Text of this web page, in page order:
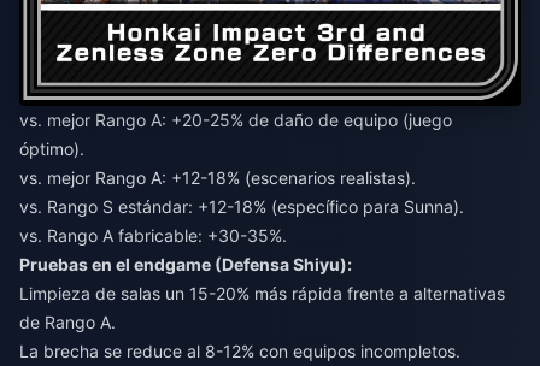
vs. mejor Rango A: +20-25% de daño de equipo (juego
óptimo).
vs. mejor Rango A: +12-18% (escenarios realistas).
vs. Rango S estándar: +12-18% (específico para Sunna).
vs. Rango A fabricable: +30-35%.
Pruebas en el endgame (Defensa Shiyu):
Limpieza de salas un 15-20% más rápida frente a alternativas
de Rango A.
La brecha se reduce al 8-12% con equipos incompletos.